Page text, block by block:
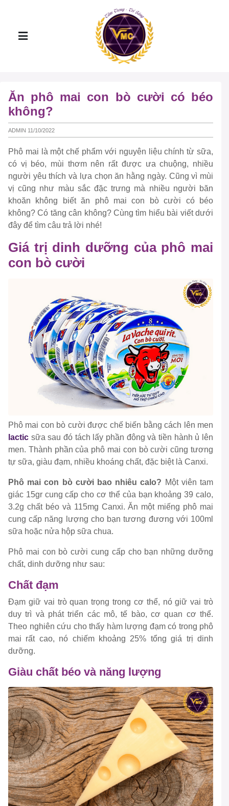
Ăn phô mai con bò cười có béo
không?
ADMIN 11/10/2022
Phô mai là một chế phẩm với nguyên liệu chính từ sữa,
có vị béo, mùi thơm nên rất được ưa chuộng, nhiều
người yêu thích và lựa chọn ăn hằng ngày. Cũng vì mùi
vị cũng như màu sắc đặc trưng mà nhiều người băn
khoăn không biết ăn phô mai con bò cười có béo
không? Có tăng cân không? Cùng tìm hiểu bài viết dưới
đây để tìm câu trả lời nhé!
Giá trị dinh dưỡng của phô mai
con bò cười
Phô mai con bò cười được chế biến bằng cách lên men
lactic sữa sau đó tách lấy phần đông và tiền hành ủ lên
men. Thành phần của phô mai con bò cười cũng tương
tự sữa, giàu đạm, nhiều khoáng chất, đặc biệt là Canxi.
Phô mai con bò cười bao nhiêu calo? Một viên tam
giác 15gr cung cấp cho cơ thể của bạn khoảng 39 calo,
3.2g chất béo và 115mg Canxi. Ăn một miếng phô mai
cung cấp năng lượng cho bạn tương đương với 100ml
sữa hoặc nửa hộp sữa chua.
Phô mai con bò cười cung cấp cho bạn những dưỡng
chất, dinh dưỡng như sau:
Chất đạm
Đạm giữ vai trò quan trọng trong cơ thể, nó giữ vai trò
duy trì và phát triển các mô, tế bào, cơ quan cơ thể.
Theo nghiên cứu cho thấy hàm lượng đạm có trong phô
mai rất cao, nó chiếm khoảng 25% tổng giá trị dinh
dưỡng.
Giàu chất béo và năng lượng